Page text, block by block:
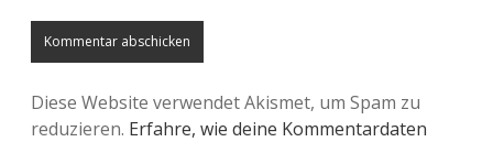
Diese Website verwendet Akismet, um Spam zu
reduzieren. Erfahre, wie deine Kommentardaten